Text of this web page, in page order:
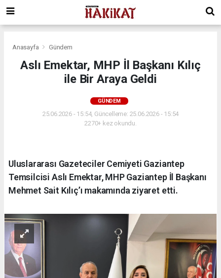
Anasayfa Gündem
Aslı Emektar, MHP İl Başkanı Kılıç
ile Bir Araya Geldi
GÜNDEM
25.06.2026 - 15:54, Güncelleme: 25.06.2026 - 15:54
2270+ kez okundu.
Uluslararası Gazeteciler Cemiyeti Gaziantep
Temsilcisi Aslı Emektar, MHP Gaziantep İl Başkanı
Mehmet Sait Kılıç’ı makamında ziyaret etti.